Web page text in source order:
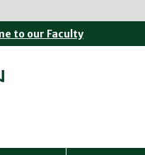
to our Faculty